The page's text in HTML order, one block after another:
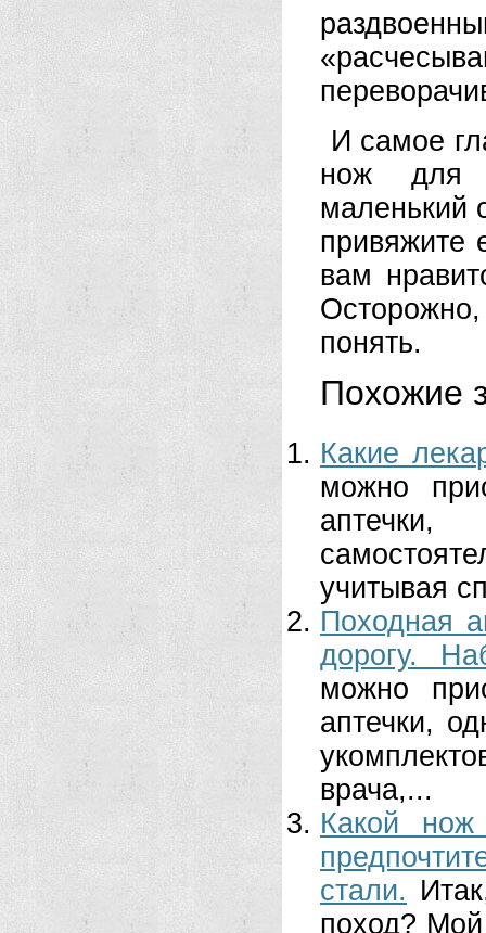
И самое
нож для
маленький
привяжите
вам
понять.
Похожие
Какие
можно
аптечки,
учитывая
Походная
дорогу.
можно
аптечки,
врача,...
Какой
стали.
поход?